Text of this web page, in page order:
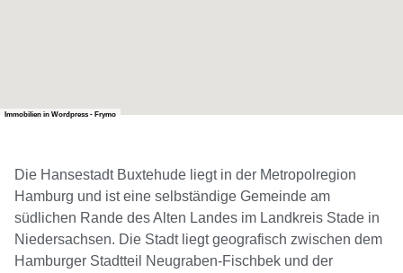
Immobilien in Wordpress - Frymo
Die Hansestadt Buxtehude liegt in der Metropolregion
Hamburg und ist eine selbständige Gemeinde am
südlichen Rande des Alten Landes im Landkreis Stade in
Niedersachsen. Die Stadt liegt geografisch zwischen dem
Hamburger Stadtteil Neugraben-Fischbek und der